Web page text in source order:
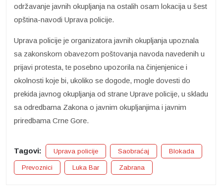
održavanje javnih okupljanja na ostalih osam lokacija u šest
opština-navodi Uprava policije.
Uprava policije je organizatora javnih okupljanja upoznala
sa zakonskom obavezom poštovanja navoda navedenih u
prijavi protesta, te posebno upozorila na činjenjenice i
okolnosti koje bi, ukoliko se dogode, mogle dovesti do
prekida javnog okupljanja od strane Uprave policije, u skladu
sa odredbama Zakona o javnim okupljanjima i javnim
priredbama Crne Gore.
Tagovi: Uprava policije Saobraćaj Blokada
Prevoznici Luka Bar Zabrana